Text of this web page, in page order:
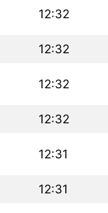
12:32
12:32
12:32
12:32
12:31
12:31